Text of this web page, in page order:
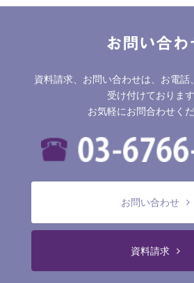
お問い合わ
資料請求、お問い合わせは、お電話
受け付けております
お気軽にお問合わせくだ
お問い合わせ
資料請求